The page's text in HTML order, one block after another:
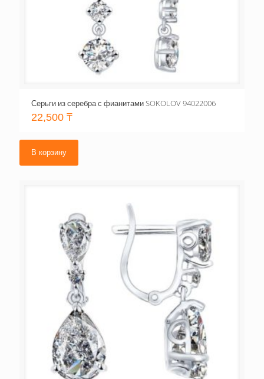
Серьги из серебра с фианитами SOKOLOV 94022006
22,500 ₸
В корзину